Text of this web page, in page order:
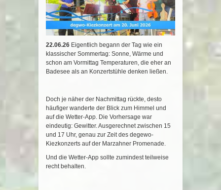
22.06.26 Eigentlich begann der Tag wie ein
klassischer Sommertag: Sonne, Wärme und
schon am Vormittag Temperaturen, die eher an
Badesee als an Konzertstühle denken ließen.
Doch je näher der Nachmittag rückte, desto
häufiger wanderte der Blick zum Himmel und
auf die Wetter-App. Die Vorhersage war
eindeutig: Gewitter. Ausgerechnet zwischen 15
und 17 Uhr, genau zur Zeit des degewo-
Kiezkonzerts auf der Marzahner Promenade.
Und die Wetter-App sollte zumindest teilweise
recht behalten.